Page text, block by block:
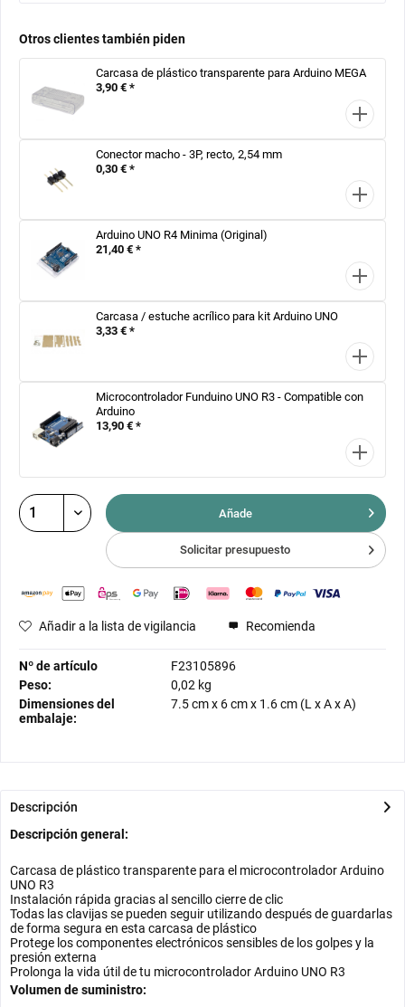
Otros clientes también piden
Carcasa de plástico transparente para Arduino MEGA
3,90 € *
Conector macho - 3P, recto, 2,54 mm
0,30 € *
Arduino UNO R4 Minima (Original)
21,40 € *
Carcasa / estuche acrílico para kit Arduino UNO
3,33 € *
Microcontrolador Funduino UNO R3 - Compatible con
Arduino
13,90 € *
Añade
Solicitar presupuesto
Añadir a la lista de vigilancia Recomienda
Nº de artículo
F23105896
Peso:
0,02 kg
Dimensiones del
embalaje:
7.5 cmx 6 cmx 1.6 cm (L x A x A)
Descripción
Descripción general:
Carcasa de plástico transparente para el microcontrolador Arduino
UNO R3
Instalación rápida gracias al sencillo cierre de clic
Todas las clavijas se pueden seguir utilizando después de guardarlas
de forma segura en esta carcasa de plástico
Protege los componentes electrónicos sensibles de los golpes y la
presión externa
Prolonga la vida útil de tu microcontrolador Arduino UNO R3
Volumen de suministro: